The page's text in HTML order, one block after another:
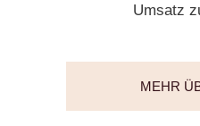
Umsatz
MEHR